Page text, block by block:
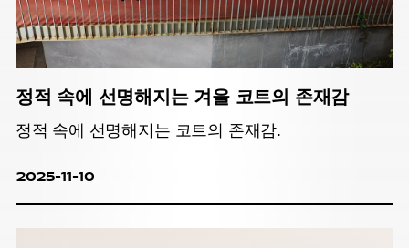
정적 속에 선명해지는 겨울 코트의 존재감
정적 속에 선명해지는 코트의 존재감.
2025-11-10